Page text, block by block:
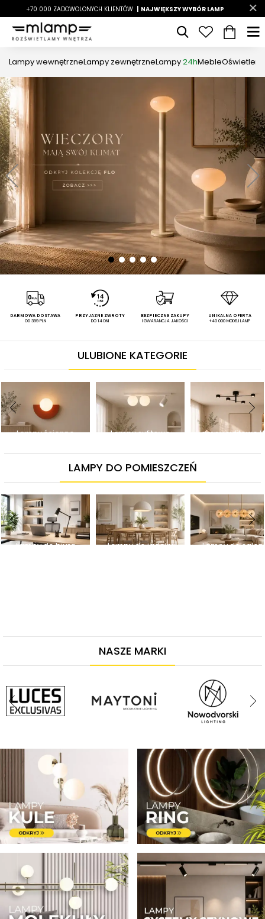
-7% LATO7
+70 000 ZADOWOLONYCH KLIENTÓW | NAJWIĘKSZY WYBÓR LAMP
| |
Lampy wewnętrzneLampy zewnętrzneLampy24hMeble
DARMOWA DOSTAWA
OD 399 PLN
PRZYJAZNE ZWROTY
DO 14 DNI
BEZPIECZNE ZAKUPY
I GWARANCJA JAKOŚCI
UNIKALNA OFERTA
+40 000 MODELI LAMP
ULUBIONE KATEGORIE
Lampy ścienne Lampy sufitowe Lampy sufitowe
LAMPY DO POMIESZCZEŃ
Lampy do biura Lampy do jadalni Lampy do
NASZE MARKI